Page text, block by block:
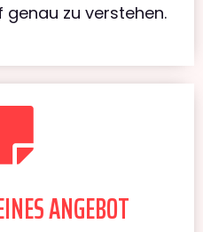
zu verstehen.
ANGEBOT